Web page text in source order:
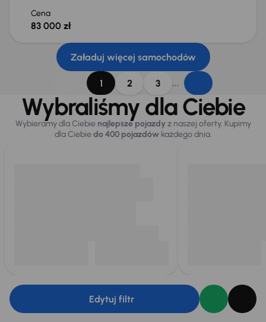
Cena
83 000 zł
Załaduj więcej samochodów
1 2 3 ...
Wybraliśmy dla Ciebie
Wybieramy dla Ciebie najlepsze pojazdy z naszej oferty. Kupimy
dla Ciebiedo 400 pojazdówkażdego dnia.
Edytuj filtr